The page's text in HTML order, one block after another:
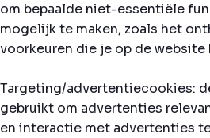
om bepaalde niet-essentiële
mogelijk te maken, zoals het
voorkeuren die je op de
Targeting/advertentiecookies:
gebruikt om advertenties
en interactie met advertenties